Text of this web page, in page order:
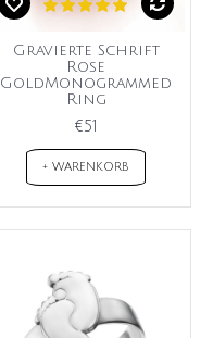
Gravierte Schrift
Rose
GoldMonogrammed
Ring
€51
+ WARENKORB